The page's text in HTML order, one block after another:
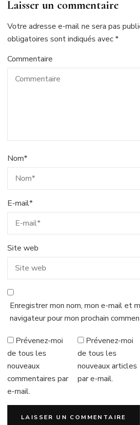
Laisser un commentaire
Votre adresse e-mail ne sera pas
obligatoires sont indiqués avec*
Commentaire
Nom*
E-mail*
Site web
Enregistrer mon nom, mon e-mail et
navigateur pour mon prochain
Prévenez-moi
de tous les
nouveaux
commentaires par
e-mail.
Prévenez-moi
de tous les
nouveaux articles
par e-mail.